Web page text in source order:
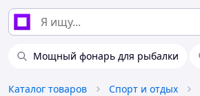
Мощный фонарь для рыбалки
Каталог товаров Спорт и отдых